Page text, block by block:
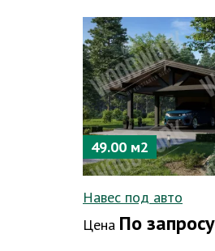
49.00 м2
Навес под авто
Цена По запросу